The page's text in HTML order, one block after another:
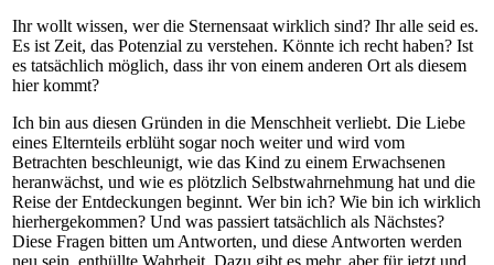
Ihr wollt wissen, wer die Sternensaat wirklich sind? Ihr alle seid es.
Es ist Zeit, das Potenzial zu verstehen. Könnte ich recht haben? Ist
es tatsächlich möglich, dass ihr von einem anderen Ort als diesem
hier kommt?
Ich bin aus diesen Gründen in die Menschheit verliebt. Die Liebe
eines Elternteils erblüht sogar noch weiter und wird vom
Betrachten beschleunigt, wie das Kind zu einem Erwachsenen
heranwächst, und wie es plötzlich Selbstwahrnehmung hat und die
Reise der Entdeckungen beginnt. Wer bin ich? Wie bin ich wirklich
hierhergekommen? Und was passiert tatsächlich als Nächstes?
Diese Fragen bitten um Antworten, und diese Antworten werden